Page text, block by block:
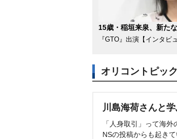
15歳・稲垣来泉、新た
『GTO』出演【インタビュ
オリコントピッ
川島海荷さんと
「人身取引」って海
NSの投稿からも起き